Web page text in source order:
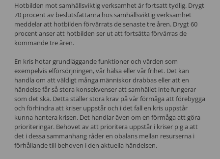
Hotbilden mot samhällsviktig verksamhet är fortsatt tydlig. Drygt
70 procent av beslutsfattarna hos samhällsviktig verksamhet
meddelar att hotbilden förvärrats de senaste tre åren. Drygt 60
procent anser att hotbilden ser ut att fortsätta förvärras de
kommande tre åren. ​
En kris hotar grundläggande funktioner och värden som
exempelvis elförsörjningen, vår hälsa eller vår frihet. Det kan
handla om att väldigt många människor drabbas eller att en
händelse får så stora konsekvenser att samhället inte fungerar
som det ska. Detta ställer stora krav på vår förmåga att förebygga
och förhindra att kriser uppstår och i det fall en kris uppstår
kunna hantera krisen. Det handlar även om en förmåga att göra
prioriteringar. Behovet av att prioritera uppstår i kriser p g a att
det i dessa sammanhang råder en obalans mellan resurserna i
förhållande till behoven i den aktuella händelsen.